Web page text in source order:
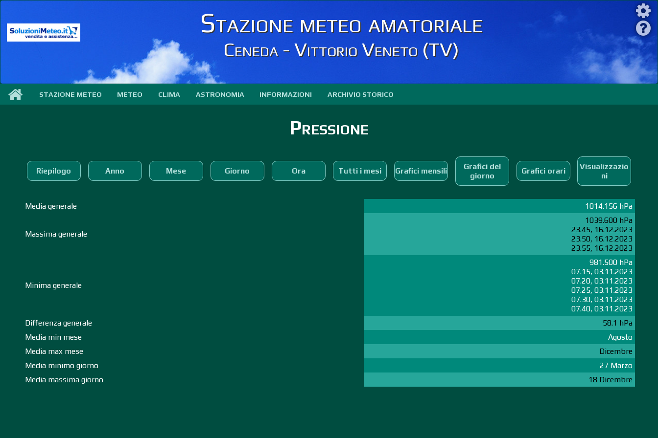
Stazione meteo amatoriale
Ceneda - Vittorio Veneto (TV)
STAZIONE METEO METEO CLIMA ASTRONOMIA INFORMAZIONI ARCHIVIO STORICO
Pressione
Riepilogo Anno Mese Giorno Ora Tutti i mesi Grafici mensili
Grafici del
giorno
Grafici orari
Visualizzazio
ni
Media generale 1014.156 hPa
Massima generale
1039.600 hPa
23.45, 16.12.2023
23.50, 16.12.2023
23.55, 16.12.2023
Minima generale
981.500 hPa
07.15, 03.11.2023
07.20, 03.11.2023
07.25, 03.11.2023
07.30, 03.11.2023
07.40, 03.11.2023
Differenza generale
58.1 hPa
Media min mese
Agosto
Media max mese
Dicembre
Media minimo giorno
27 Marzo
Media massima giorno
18 Dicembre